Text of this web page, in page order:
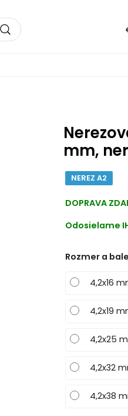
mm,
NEREZ A2
DOPRAVA
Odosielame
Rozmer a
4,2x16
4,2x19
4,2x25
4,2x32
4,2x38